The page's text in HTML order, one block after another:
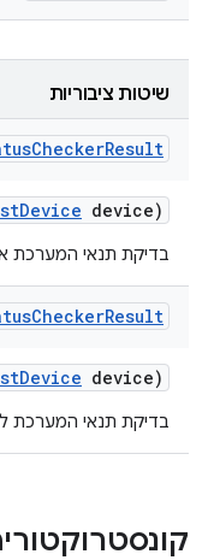
שיטות ציבוריות
CheckerResult
Device device)
בדיקת תנאי המערכת
CheckerResult
Device device)
בדיקת תנאי המערכת